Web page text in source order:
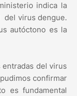
indica la
del virus dengue.
autóctono es la
del virus
confirmar
es fundamental